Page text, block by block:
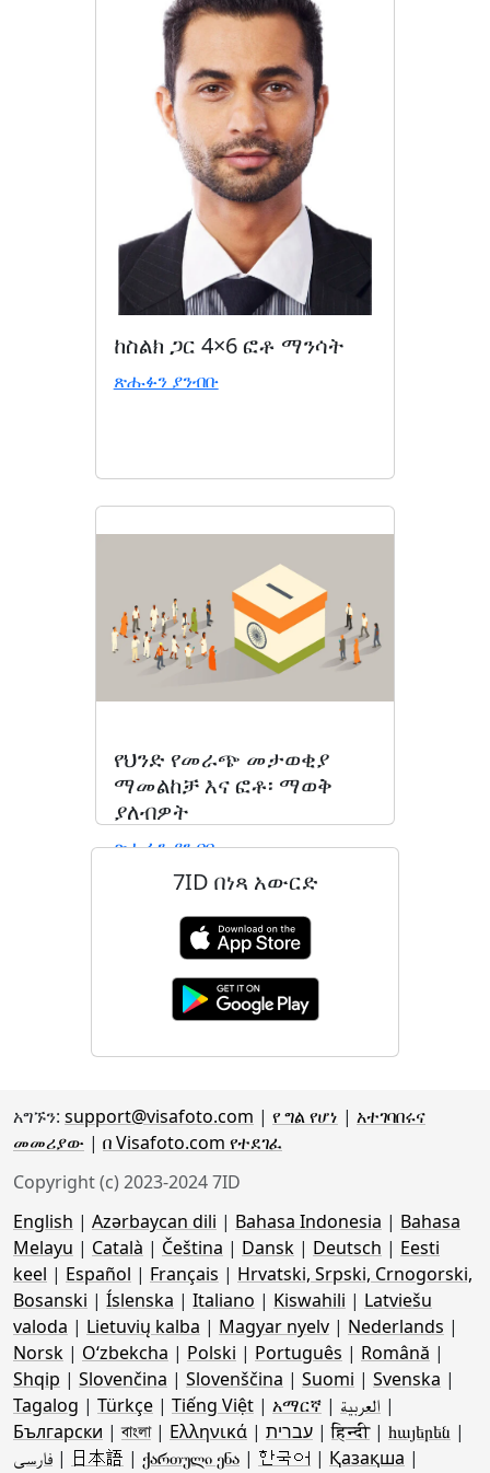
ከስልክ ጋር 4×6 ፎቶ ማንሳት
ጽሑፉን ያንብቡ
የህንድ የመራጭ መታወቂያ
ማመልከቻ እና ፎቶ፡ ማወቅ
ያለብዎት
ጽሑፉን ያንብቡ
7ID በነጻ አውርድ
አግኙን: support@visafoto.com | የ ግል የሆነ | አተገባበሩና
መመሪያው | በ Visafoto.com የተደገፈ
Copyright (c) 2023-2024 7ID
English | Azərbaycan dili | Bahasa Indonesia | Bahasa
Melayu | Català | Čeština | Dansk | Deutsch | Eesti
keel | Español | Français | Hrvatski, Srpski, Crnogorski,
Bosanski | Íslenska | Italiano | Kiswahili | Latviešu
valoda | Lietuvių kalba | Magyar nyelv | Nederlands |
Norsk | Oʻzbekcha | Polski | Português | Română |
Shqip | Slovenčina | Slovenščina | Suomi | Svenska |
Tagalog | Türkçe | Tiếng Việt | አማርኛ | العربية |
Български |বাংলা| Ελληνικά | עברית |हिन्दी| հայերեն |
فارسی | 日本語 | ქართული ენა | 한국어 | Қазақша |